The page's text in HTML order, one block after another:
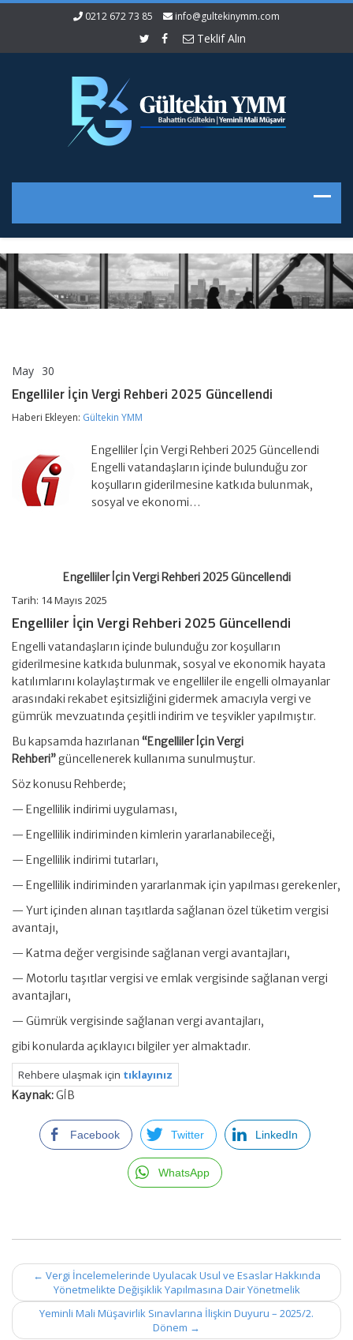
0212 672 73 85 info@gultekinymm.com
Teklif Alın
May 30
Vergi
Rehberi
2025
Engelliler İçin Vergi Rehberi 2025 Güncellendi
Haberi Ekleyen: Gültekin YMM
Engelliler İçin Vergi Rehberi 2025 Güncellendi
Engelli vatandaşların içinde bulunduğu zor
koşulların giderilmesine katkıda bulunmak,
sosyal ve ekonomi…
Engelliler İçin Vergi Rehberi 2025 Güncellendi
Tarih: 14 Mayıs 2025
Engelliler İçin Vergi Rehberi 2025 Güncellendi
Engelli vatandaşların içinde bulunduğu zor koşulların
giderilmesine katkıda bulunmak, sosyal ve ekonomik hayata
katılımlarını kolaylaştırmak ve engelliler ile engelli olmayanlar
arasındaki rekabet eşitsizliğini gidermek amacıyla vergi ve
gümrük mevzuatında çeşitli indirim ve teşvikler yapılmıştır.
Bu kapsamda hazırlanan “Engelliler İçin Vergi
Rehberi”güncellenerek kullanıma sunulmuştur.
Söz konusu Rehberde;
— Engellilik indirimi uygulaması,
— Engellilik indiriminden kimlerin yararlanabileceği,
— Engellilik indirimi tutarları,
— Engellilik indiriminden yararlanmak için yapılması gerekenler,
— Yurt içinden alınan taşıtlarda sağlanan özel tüketim vergisi
avantajı,
— Katma değer vergisinde sağlanan vergi avantajları,
— Motorlu taşıtlar vergisi ve emlak vergisinde sağlanan vergi
avantajları,
— Gümrük vergisinde sağlanan vergi avantajları,
gibi konularda açıklayıcı bilgiler yer almaktadır.
Rehbere ulaşmak için tıklayınız
Kaynak:GİB
Facebook Twitter LinkedIn
WhatsApp
Post
navigation
← Vergi İncelemelerinde Uyulacak Usul ve Esaslar Hakkında
Yönetmelikte Değişiklik Yapılmasına Dair Yönetmelik
Yeminli Mali Müşavirlik Sınavlarına İlişkin Duyuru – 2025/2.
Dönem →